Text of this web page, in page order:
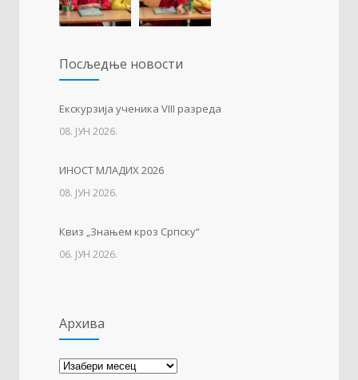
Упис дјеце у први разред
01. ФЕБРУАР 2023.
Тесла позива на квиз
14. АПРИЛ 2021.
Свјетски дан вода
Посљедњe новости
Eкскурзија ученика VIII разреда
08. ЈУН 2026.
ИНОСТ МЛАДИХ 2026
08. ЈУН 2026.
Квиз „Знањем кроз Српску“
06. ЈУН 2026.
Архива
Архива